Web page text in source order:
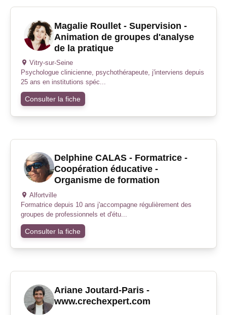
Magalie Roullet - Supervision -
Animation de groupes d'analyse
de la pratique
Vitry-sur-Seine
Psychologue clinicienne, psychothérapeute, j'interviens depuis
25 ans en institutions spéc...
Consulter la fiche
Delphine CALAS - Formatrice -
Coopération éducative -
Organisme de formation
Alfortville
Formatrice depuis 10 ans j'accompagne régulièrement des
groupes de professionnels et d'étu...
Consulter la fiche
Ariane Joutard-Paris -
www.crechexpert.com